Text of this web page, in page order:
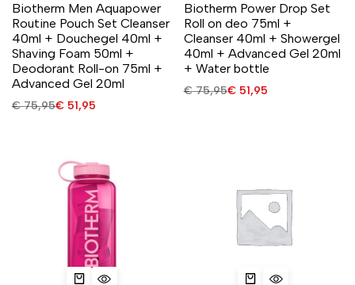
Biotherm Men Aquapower
Routine Pouch Set Cleanser
40ml + Douchegel 40ml +
Shaving Foam 50ml +
Deodorant Roll-on 75ml +
Advanced Gel 20ml
€75,95€ 51,95
Biotherm Power Drop Set
Roll on deo 75ml +
Cleanser 40ml + Showergel
40ml + Advanced Gel 20ml
+ Water bottle
€75,95€51,95